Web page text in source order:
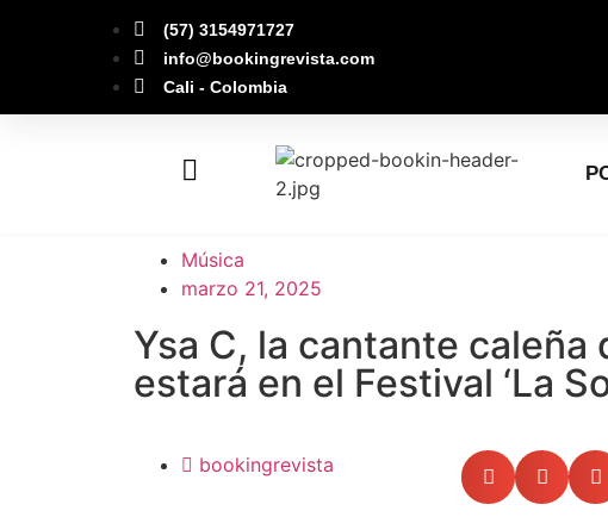
(57) 3154971727
info@bookingrevista.com
Cali - Colombia
Música
marzo 21, 2025
Ysa C, la cantante caleña
estará en el Festival ‘La
bookingrevista